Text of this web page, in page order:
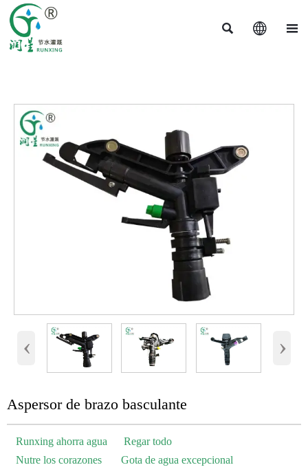
  
‹ ›
Aspersor de brazo basculante
Runxing ahorra agua Regar todo
Nutre los corazones Gota de agua excepcional